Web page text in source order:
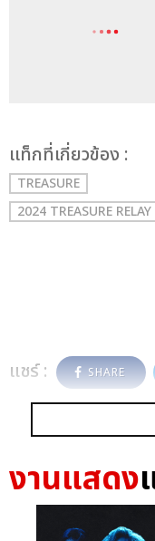
เเท็กที่เกี่ยวข้อง :
TREASURE
2024 TREASURE
แชร์ : SHARE
งานแสดง